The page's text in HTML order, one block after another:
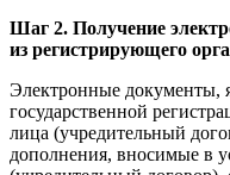
Шаг 2. Получение
из регистрирующего
Электронные документы,
государственной
лица (учредительный
дополнения, вносимые в